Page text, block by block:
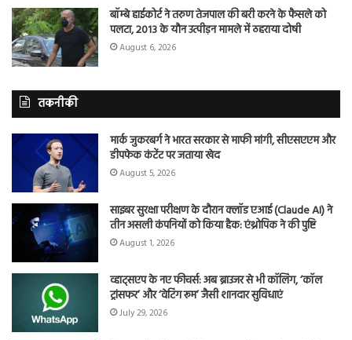
बॉम्बे हाईकोर्ट ने तरुण तेजपाल की बरी करने के फैसले को
पलटा, 2013 के यौन उत्पीड़न मामले में ठहराया दोषी
August 6, 2026
तकनीकी
मार्क जुकरबर्ग ने भारत सरकार से माफी मांगी, सीएसएएम और
डीपफेक कंटेंट पर जताया खेद
August 5, 2026
साइबर सुरक्षा परीक्षण के दौरान क्लॉड एआई (Claude AI) ने
तीन असली कंपनियों को किया हैक: एंथ्रोपिक ने की पुष्टि
August 1, 2026
व्हाट्सएप के नए फीचर्स: अब ब्राउजर से भी कॉलिंग, ‘कॉल
ट्रांसफर’ और ‘वेटिंग रूम’ जैसी शानदार सुविधाएं
July 29, 2026